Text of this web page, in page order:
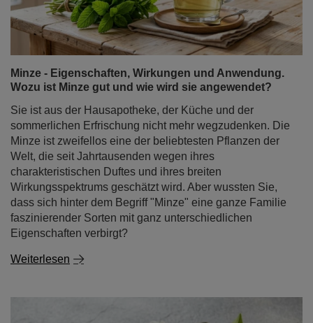
Minze - Eigenschaften, Wirkungen und Anwendung.
Wozu ist Minze gut und wie wird sie angewendet?
Sie ist aus der Hausapotheke, der Küche und der
sommerlichen Erfrischung nicht mehr wegzudenken. Die
Minze ist zweifellos eine der beliebtesten Pflanzen der
Welt, die seit Jahrtausenden wegen ihres
charakteristischen Duftes und ihres breiten
Wirkungsspektrums geschätzt wird. Aber wussten Sie,
dass sich hinter dem Begriff "Minze" eine ganze Familie
faszinierender Sorten mit ganz unterschiedlichen
Eigenschaften verbirgt?
Weiterlesen